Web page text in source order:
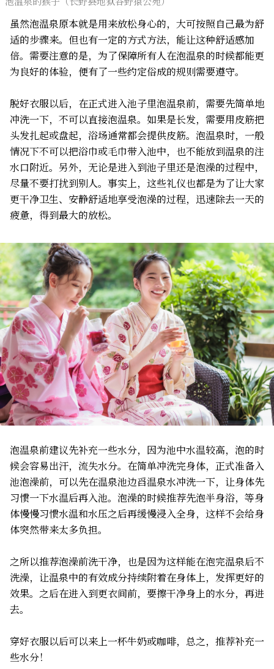
虽然泡温泉原本就是用来放松身心的，大可按照自己最为舒
适的步骤来。但也有一定的方式方法，能让这种舒适感加
倍。需要注意的是，为了保障所有人在泡温泉的时候都能更
为良好的体验，便有了一些约定俗成的规则需要遵守。
脱好衣服以后，在正式进入池子里泡温泉前，需要先简单地
冲洗一下，不可以直接泡温泉。如果是长发，需要用皮筋把
头发扎起或盘起，浴场通常都会提供皮筋。泡温泉时，一般
情况下不可以把浴巾或毛巾带入池中，也不能放到温泉的注
水口附近。另外，无论是进入到池子里还是泡澡的过程中，
尽量不要打扰到别人。事实上，这些礼仪也都是为了让大家
更干净卫生、安静舒适地享受泡澡的过程，迅速除去一天的
疲惫，得到最大的放松。
泡温泉前建议先补充一些水分，因为池中水温较高，泡的时
候会容易出汗，流失水分。在简单冲洗完身体，正式准备入
池泡澡前，可以先在温泉池边舀温泉水冲洗一下，让身体先
习惯一下水温后再入池。泡澡的时候推荐先泡半身浴，等身
体慢慢习惯水温和水压之后再缓慢浸入全身，这样不会给身
体突然带来太多负担。
之所以推荐泡澡前洗干净，也是因为这样能在泡完温泉后不
洗澡，让温泉中的有效成分持续附着在身体上，发挥更好的
效果。之后在进入到更衣间前，要擦干净身上的水分，再进
去。
穿好衣服以后可以来上一杯牛奶或咖啡，总之，推荐补充一
些水分！